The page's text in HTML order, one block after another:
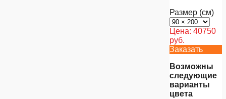
Размер (см)
Цена: 40750
руб.
Заказать
Возможны
следующие
варианты
цвета